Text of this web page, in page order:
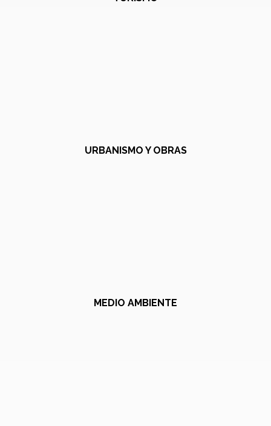
URBANISMO Y OBRAS
MEDIO AMBIENTE